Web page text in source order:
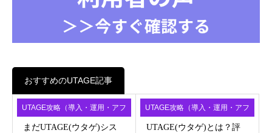
おすすめのUTAGE記事
UTAGE攻略（導入・運用・アフ
ィ）
まだUTAGE(ウタゲ)シス
UTAGE攻略（導入・運用・アフ
ィ）
UTAGE(ウタゲ)とは？評